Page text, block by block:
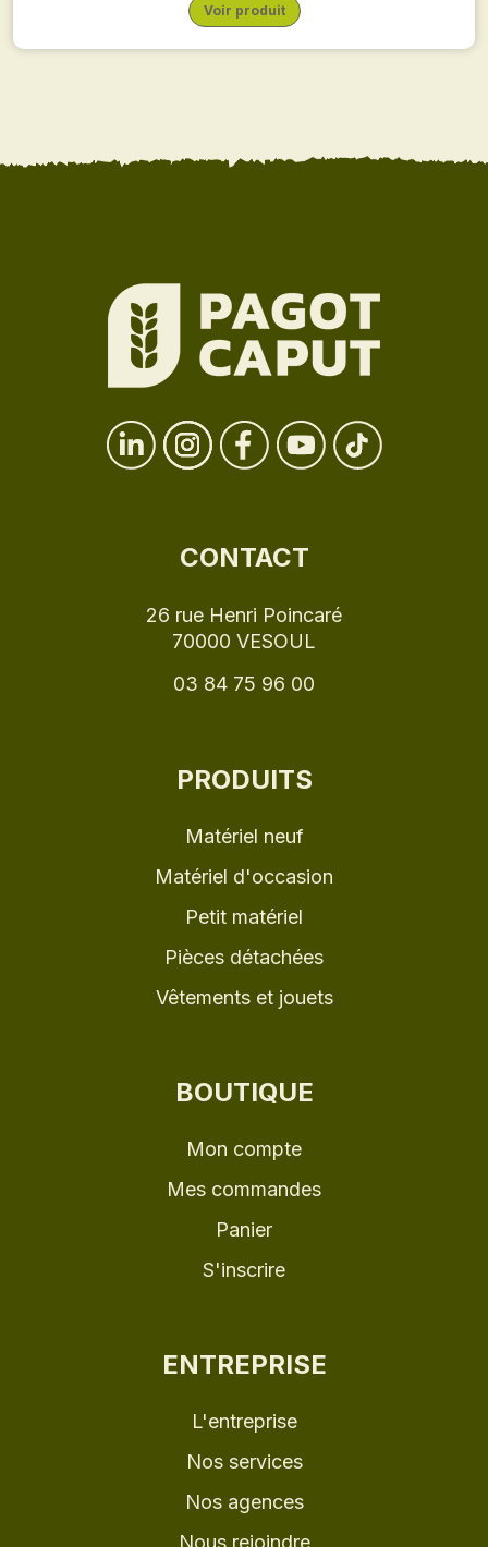
Voir produit
CONTACT
26 rue Henri Poincaré
70000 VESOUL
03 84 75 96 00
PRODUITS
Matériel neuf
Matériel d'occasion
Petit matériel
Pièces détachées
Vêtements et jouets
BOUTIQUE
Mon compte
Mes commandes
Panier
S'inscrire
ENTREPRISE
L'entreprise
Nos services
Nos agences
Nous rejoindre